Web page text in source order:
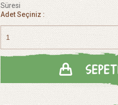
Süresi
Adet Seçiniz :